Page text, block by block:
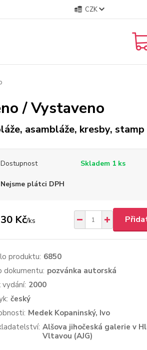
CZK
/ Vystaveno
asambláže, kresby,
Dostupnost Skladem 1 ks
Nejsme plátci DPH
30 Kč/ks
produktu: 6850
dokumentu: pozvánka autorská
vydání: 2000
český
Medek Kopaninský, Ivo
Alšova jihočeská galerie v
Vltavou (AJG)